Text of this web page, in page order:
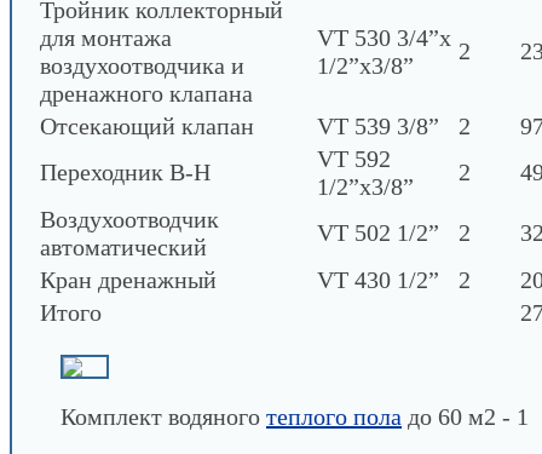
Тройник коллекторный
для монтажа
воздухоотводчика и
дренажного клапана
VT 530 3/4”х
1/2”х3/8”
2
Отсекающий клапан VT 539 3/8” 2
Переходник В-Н
VT 592
1/2”х3/8”
2
Воздухоотводчик
автоматический
VT 502 1/2” 2
Кран дренажный
VT 430 1/2” 2
Итого
Комплект водяного теплого пола до 60 м2 - 1